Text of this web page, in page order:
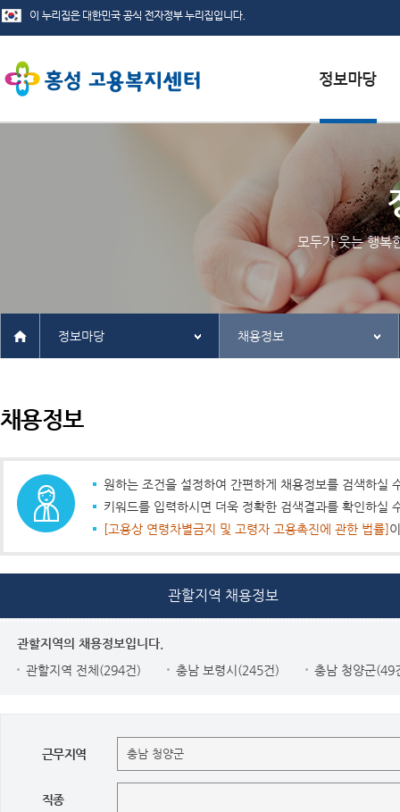
채용정보
인재정보
관련사이트
모두가 웃는 행복
정보마당 채용정보
채용정보
원하는 조건을 설정하여 간편하게 채용정보를 검색하실
키워드를 입력하시면 더욱 정확한 검색결과를 확인하실
[고용상 연령차별금지 및 고령자 고용촉진에 관한 법률]
관할지역 채용정보
관할지역의 채용정보입니다.
관할지역 전체(294건)
충남 보령시(245건) 충남 청양군(49
근무지역
직종